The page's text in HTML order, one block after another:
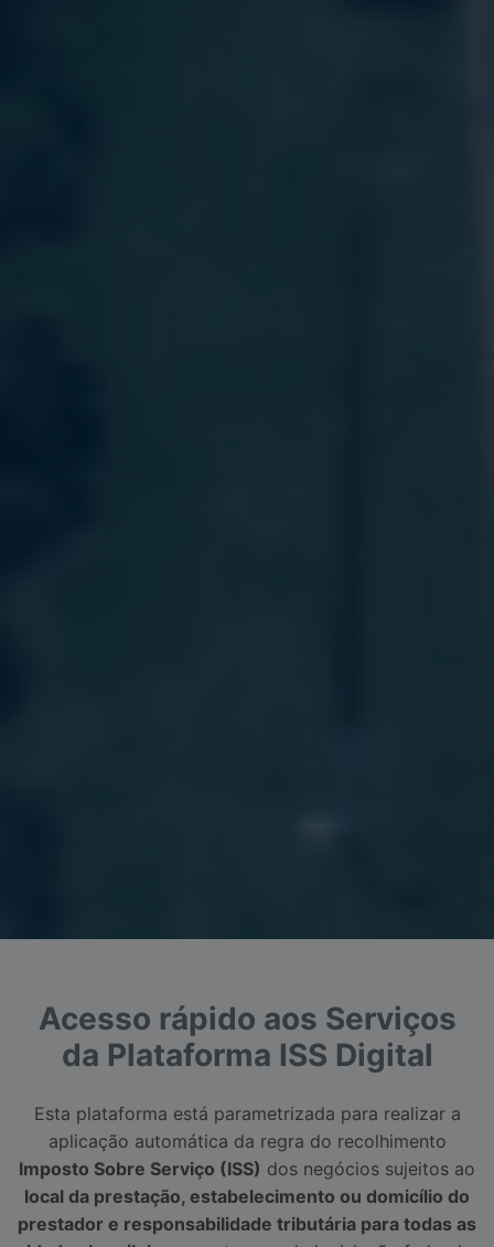
Acesso rápido aos Serviços
da Plataforma ISS Digital
Esta plataforma está parametrizada para realizar a
aplicação automática da regra do recolhimento
Imposto Sobre Serviço (ISS) dos negócios sujeitos ao
local da prestação, estabelecimento ou domicílio do
prestador e responsabilidade tributária para todas as